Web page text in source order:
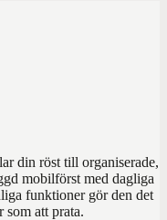
din röst till organiserade,
mobilförst med dagliga
funktioner gör den det
som att prata.